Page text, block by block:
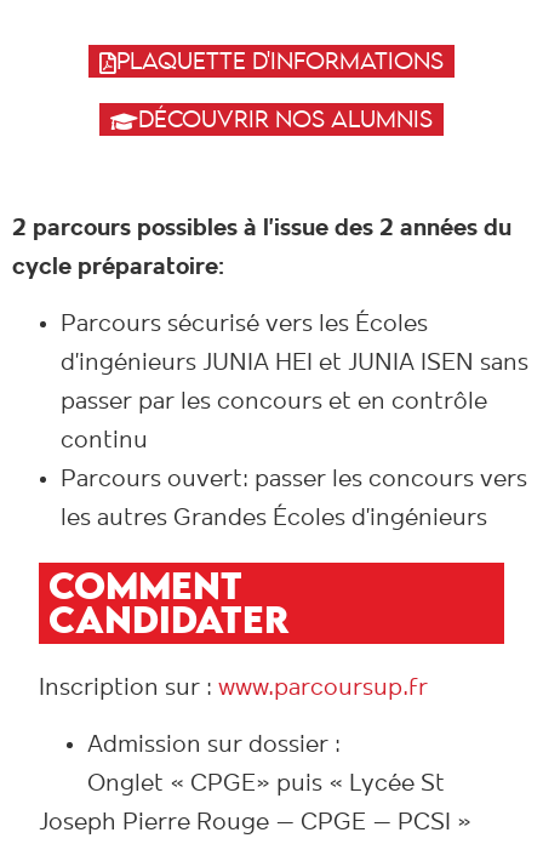
PLAQUETTE D'INFORMATIONS
DÉCOUVRIR NOS ALUMNIS
2 parcours possibles à l’issue des 2 années du
cycle préparatoire:
Parcours sécurisé vers les Écoles
d’ingénieurs JUNIA HEI et JUNIA ISEN sans
passer par les concours et en contrôle
continu
Parcours ouvert: passer les concours vers
les autres Grandes Écoles d’ingénieurs
COMMENT
CANDIDATER
Inscription sur :www.parcoursup.fr
Admission sur dossier :
Onglet « CPGE» puis « Lycée St
Joseph Pierre Rouge – CPGE – PCSI »